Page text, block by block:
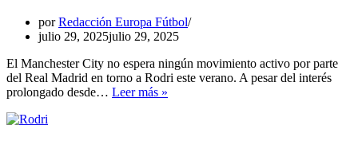
porRedacción Europa Fútbol
julio 29, 2025julio 29, 2025
El Manchester City no espera ningún movimiento activo por parte
del Real Madrid en torno a Rodri este verano. A pesar del interés
prolongado desde… Leer más »